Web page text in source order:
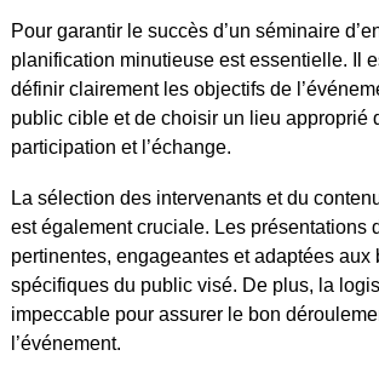
Pour garantir le succès d’un séminaire
planification minutieuse est essentielle. Il
définir clairement les objectifs de
public cible et de choisir un lieu approprié
participation et l’échange.
La sélection des intervenants et du
est également cruciale. Les présentations
pertinentes, engageantes et adaptées aux
spécifiques du public visé. De plus, la
impeccable pour assurer le bon
l’événement.